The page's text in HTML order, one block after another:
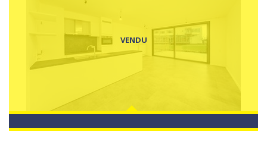
VENDU